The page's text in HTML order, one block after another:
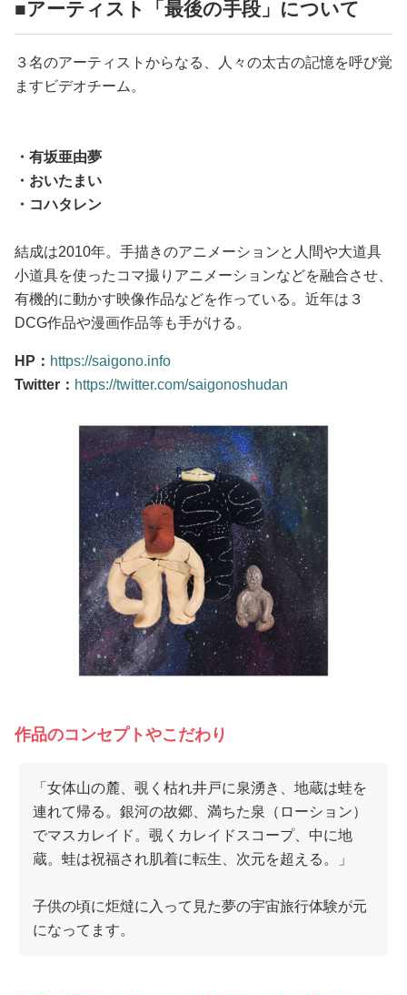
■アーティスト「最後の手段」について
３名のアーティストからなる、人々の太古の記憶を呼び覚
ますビデオチーム。
・有坂亜由夢
・おいたまい
・コハタレン
結成は2010年。手描きのアニメーションと人間や大道具
小道具を使ったコマ撮りアニメーションなどを融合させ、
有機的に動かす映像作品などを作っている。近年は３
DCG作品や漫画作品等も手がける。
HP： https://saigono.info
Twitter： https://twitter.com/saigonoshudan
作品のコンセプトやこだわり
「女体山の麓、覗く枯れ井戸に泉湧き、地蔵は蛙を
連れて帰る。銀河の故郷、満ちた泉（ローション）
でマスカレイド。覗くカレイドスコープ、中に地
蔵。蛙は祝福され肌着に転生、次元を超える。」
子供の頃に炬燵に入って見た夢の宇宙旅行体験が元
になってます。